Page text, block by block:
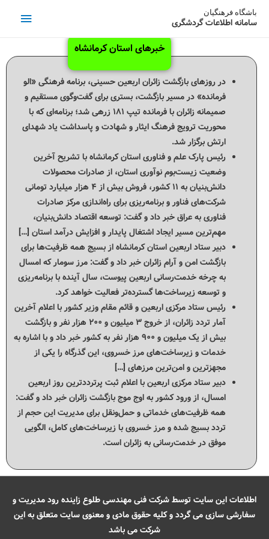
باشگاه فرهنگیان
سامانه اطلاعات گردشگری
خبرهای استان کرمانشاه
در روزهای بازگشت زائران اربعین حسینی، برنامه فرهنگی «الو
فرمانده» در مسیر بازگشت، بستری برای گفت‌وگوی مستقیم و
صمیمانه زائران با فرمانده تیپ ۱۸۱ زرهی شد؛ برنامه‌ای که با
محوریت ترویج فرهنگ ایثار و شهادت و پاسداشت یاد شهدای
ارتش برگزار شد.
رئیس پارک علم و فناوری استان کرمانشاه با تشریح آخرین
وضعیت زیست‌بوم نوآوری استان، از صادرات محصولات
دانش‌بنیان به ۱۱ کشور، فروش بیش از ۴ هزار میلیارد تومانی
شرکت‌های فناور و برنامه‌ریزی برای راه‌اندازی مرکز صادرات
فناوری به عراق خبر داد و گفت: توسعه اقتصاد دانش‌بنیان،
مهم‌ترین مسیر ایجاد اشتغال پایدار و افزایش درآمد استان […]
دبیر ستاد اربعین استان کرمانشاه از بسیج همه ظرفیت‌ها برای
بازگشت امن و آرام زائران خبر داد و گفت: مرز سومار که امسال
به چرخه خدمت‌رسانی اربعین پیوست، سال آینده با برنامه‌ریزی
و توسعه زیرساخت‌ها گسترده‌تر فعالیت خواهد کرد.
رئیس ستاد مرکزی اربعین و قائم مقام وزیر کشور با اعلام آخرین
آمار تردد زائران، از خروج ۳ میلیون و ۲۰۰ هزار نفر و بازگشت
بیش از یک میلیون و ۹۰۰ هزار نفر به کشور خبر داد و با اشاره به
خدمات و زیرساخت‌های مرز خسروی، این گذرگاه را یکی از
مجهزترین و امن‌ترین مرزهای […]
دبیر ستاد مرکزی اربعین با اعلام ثبت پرترددترین روز اربعین
امسال، از ورود کشور به اوج موج بازگشت زائران خبر داد و گفت:
همه ظرفیت‌های خدماتی و حمل‌ونقل برای مدیریت این حجم از
تردد بسیج شده و مرز خسروی با زیرساخت‌های کامل، الگویی
موفق در خدمت‌رسانی به زائران است.
اطلاعات این سایت توسط شرکت فنی مهندسی طلوع زاینده رود مدیریت و
سفارشی سازی می گردد و کلیه حقوق مادی و معنوی سایت متعلق به این
شرکت می باشد